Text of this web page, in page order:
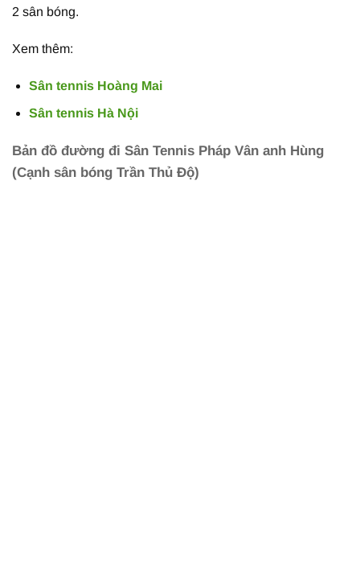
2 sân bóng.
Xem thêm:
Sân tennis Hoàng Mai
Sân tennis Hà Nội
Bản đồ đường đi Sân Tennis Pháp Vân anh Hùng
(Cạnh sân bóng Trần Thủ Độ)